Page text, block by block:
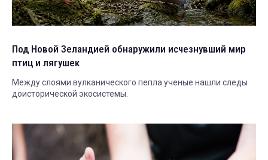
Под Новой Зеландией обнаружили исчезнувший мир
птиц и лягушек
Между слоями вулканического пепла ученые нашли следы
доисторической экосистемы.